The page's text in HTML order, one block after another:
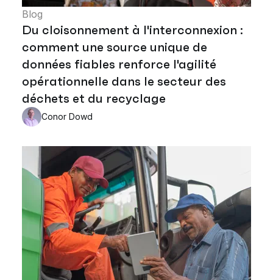
Blog
Du cloisonnement à l'interconnexion :
comment une source unique de
données fiables renforce l'agilité
opérationnelle dans le secteur des
déchets et du recyclage
Conor Dowd